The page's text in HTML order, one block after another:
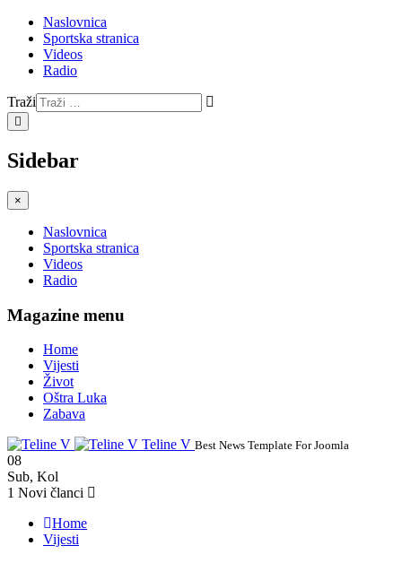
Naslovnica
Sportska stranica
Videos
Radio
Traži
Sidebar
×
Naslovnica
Sportska stranica
Videos
Radio
Magazine menu
Home
Vijesti
Život
Oštra Luka
Zabava
Teline V Best News Template For Joomla
08
Sub, Kol
1 Novi članci
Home
Vijesti